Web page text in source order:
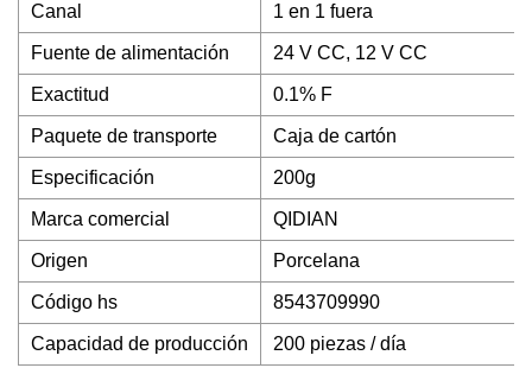
Canal 1 en 1 fuera
Fuente de alimentación 24 V CC, 12 V CC
Exactitud 0.1% F
Paquete de transporte Caja de cartón
Especificación 200g
Marca comercial QIDIAN
Origen Porcelana
Código hs 8543709990
Capacidad de producción 200 piezas / día